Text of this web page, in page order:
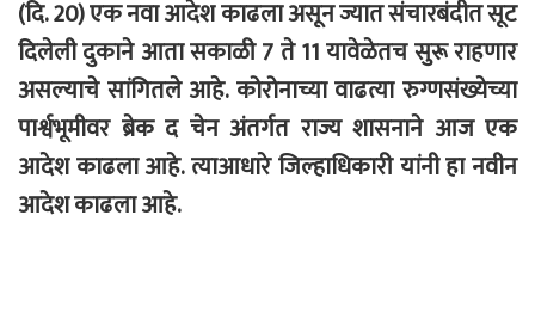
(दि. 20) एक नवा आदेश काढला असून ज्यात संचारबंदीत सूट
दिलेली दुकाने आता सकाळी 7 ते 11 यावेळेतच सुरू राहणार
असल्याचे सांगितले आहे. कोरोनाच्या वाढत्या रुग्णसंख्येच्या
पार्श्वभूमीवर ब्रेक द चेन अंतर्गत राज्य शासनाने आज एक
आदेश काढला आहे. त्याआधारे जिल्हाधिकारी यांनी हा नवीन
आदेश काढला आहे.